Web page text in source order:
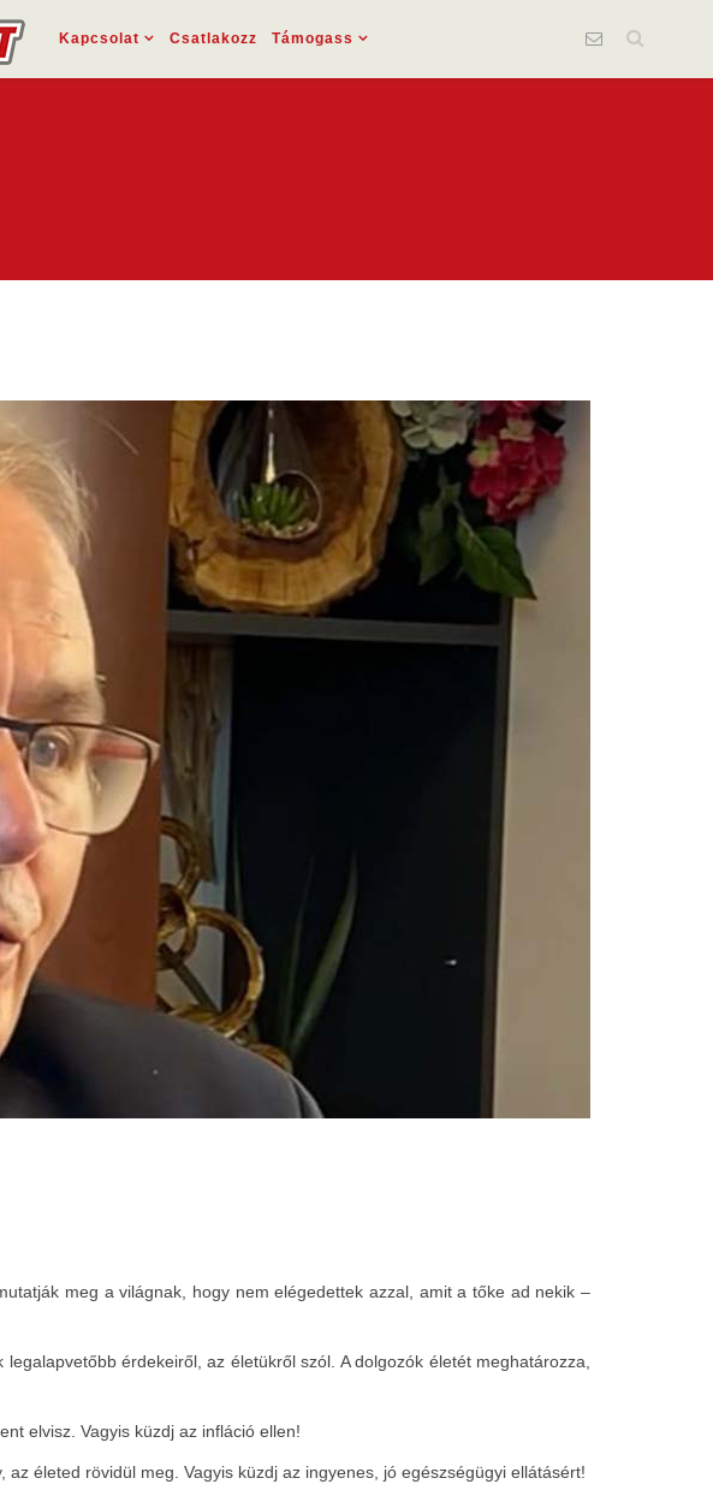
Kapcsolat Csatlakozz Támogass
meg a világnak, hogy nem elégedettek azzal, amit a tőke ad nekik –
érdekeiről, az életükről szól. A dolgozók életét meghatározza,
elvisz. Vagyis küzdj az infláció ellen!
életed rövidül meg. Vagyis küzdj az ingyenes, jó egészségügyi ellátásért!